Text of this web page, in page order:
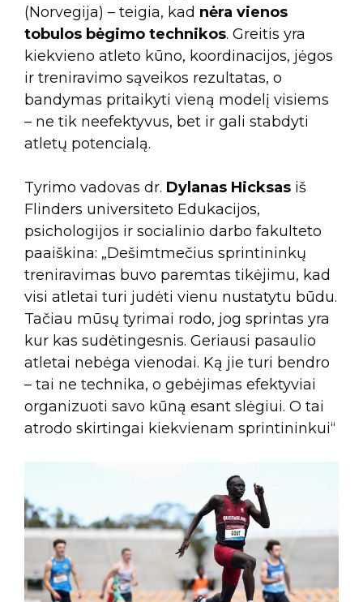
(Norvegija) – teigia, kad nėra vienos
tobulos bėgimo technikos. Greitis yra
kiekvieno atleto kūno, koordinacijos, jėgos
ir treniravimo sąveikos rezultatas, o
bandymas pritaikyti vieną modelį visiems
– ne tik neefektyvus, bet ir gali stabdyti
atletų potencialą.
Tyrimo vadovas dr. Dylanas Hicksas iš
Flinders universiteto Edukacijos,
psichologijos ir socialinio darbo fakulteto
paaiškina: „Dešimtmečius sprintininkų
treniravimas buvo paremtas tikėjimu, kad
visi atletai turi judėti vienu nustatytu būdu.
Tačiau mūsų tyrimai rodo, jog sprintas yra
kur kas sudėtingesnis. Geriausi pasaulio
atletai nebėga vienodai. Ką jie turi bendro
– tai ne technika, o gebėjimas efektyviai
organizuoti savo kūną esant slėgiui. O tai
atrodo skirtingai kiekvienam sprintininkui“